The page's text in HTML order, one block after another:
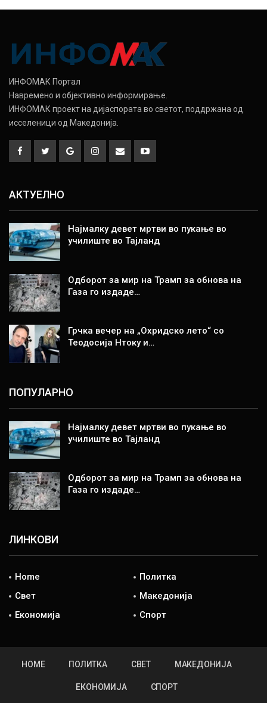
ИНФОМАК Портал
Навремено и објективно информирање.
ИНФОМАК проект на дијаспората во светот, поддржана од
исселеници од Македонија.
АКТУЕЛНО
Најмалку девет мртви во пукање во
училиште во Тајланд
Одборот за мир на Трамп за обнова на
Газа го издаде…
Грчка вечер на „Охридско лето“ со
Теодосија Нтоку и…
ПОПУЛАРНО
Најмалку девет мртви во пукање во
училиште во Тајланд
Одборот за мир на Трамп за обнова на
Газа го издаде…
ЛИНКОВИ
Home
Политка
Свет
Македонија
Економија
Спорт
HOME ПОЛИТКА СВЕТ МАКЕДОНИЈА
ЕКОНОМИЈА СПОРТ